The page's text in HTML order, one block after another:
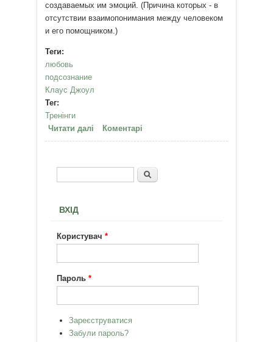
создаваемых им эмоций. (Причина которых - в
отсутствии взаимопонимания между человеком
и его помощником.)
Теги:
любовь
подсознание
Клаус Джоул
Тег:
Тренінги
Читати далі про Видео семинар Волшебство
любви и эмоции (27-28 июля
Коментарі
Пошукова форма
Пошук
ВХІД
Користувач*
Пароль*
Зареєструватися
Забули пароль?